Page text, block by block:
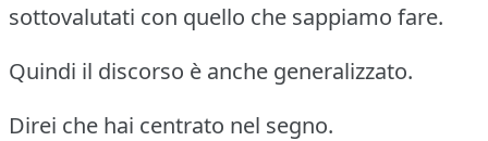
sottovalutati con quello che sappiamo fare.
Quindi il discorso è anche generalizzato.
Direi che hai centrato nel segno.